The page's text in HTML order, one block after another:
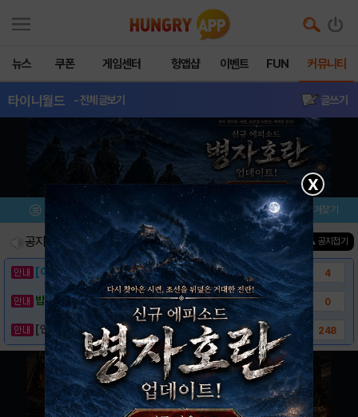
뉴스 쿠폰 게임센터 헝앱샵 이벤트 FUN 커뮤니티
타이니월드 - 전체글보기 글쓰기
이벤트/미션 설치/평가 즐겨찾기
공지사항 진행중인 이벤트0 ▲ 공지접기
[이벤트] 웃음으로 매일매일 해피! 유머 게시.. 4
밥알이의 헝앱통신 ⑲ “밥알이, 드디어 멀티를.. 0
[안내] 헝그리앱 필수 상식! 밥알 획득 안내.. 248
X